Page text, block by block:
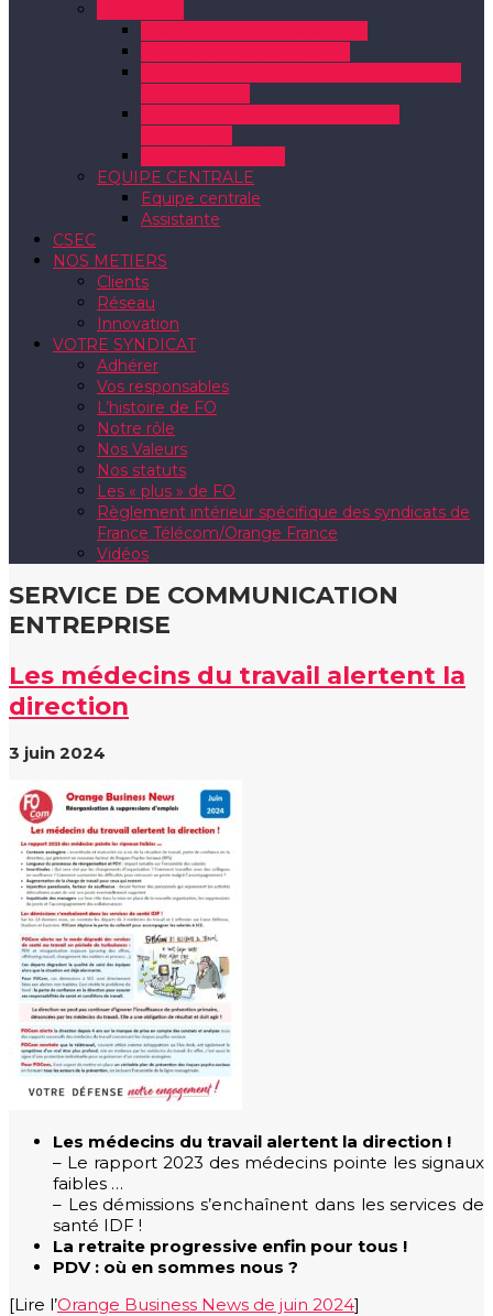
EQUIPE CENTRALE
Equipe centrale
Assistante
CSEC
NOS METIERS
Clients
Réseau
Innovation
VOTRE SYNDICAT
Adhérer
Vos responsables
L’histoire de FO
Notre rôle
Nos Valeurs
Nos statuts
Les « plus » de FO
Règlement intérieur spécifique des syndicats de
France Télécom/Orange France
Vidéos
SERVICE DE COMMUNICATION
ENTREPRISE
Les médecins du travail alertent la
direction
3 juin 2024
Les médecins du travail alertent la direction !
– Le rapport 2023 des médecins pointe les signaux
faibles …
– Les démissions s’enchaînent dans les services de
santé IDF !
La retraite progressive enfin pour tous !
PDV : où en sommes nous ?
[Lire l’Orange Business News de juin 2024]